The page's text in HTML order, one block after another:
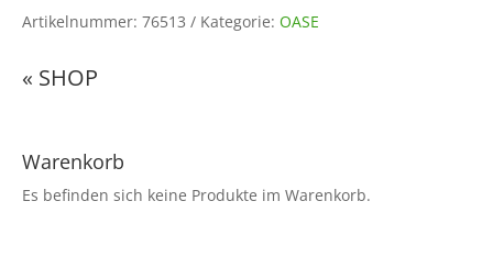
Artikelnummer: 76513 Kategorie: OASE
« SHOP
Warenkorb
Es befinden sich keine Produkte im Warenkorb.